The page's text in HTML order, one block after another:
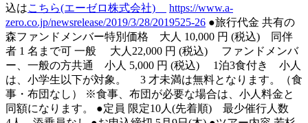
込はこちら(エーゼロ株式会社)
https://www.a-
zero.co.jp/newsrelease/2019/3/28/2019525-26 ●旅行代金 共有の
森ファンドメンバー特別価格 大人 10,000 円 (税込) 同伴
者 1 名まで可 一般 大人22,000 円 (税込) ファンドメンバ
ー、一般の方共通 小人 5,000 円 (税込) 1泊3食付き 小人
は、小学生以下が対象。 3 才未満は無料となります。（食
事・布団なし） ※食事、布団が必要な場合は、小人料金と
同額になります。 ●定員 限定10人(先着順) 最少催行人数